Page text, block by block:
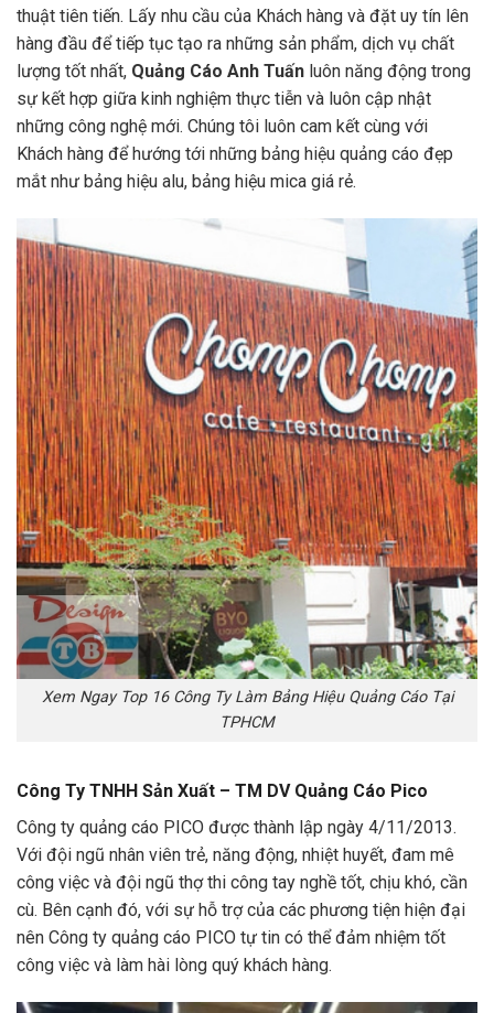
thuật tiên tiến. Lấy nhu cầu của Khách hàng và đặt uy tín lên
hàng đầu để tiếp tục tạo ra những sản phẩm, dịch vụ chất
lượng tốt nhất, Quảng Cáo Anh Tuấn luôn năng động trong
sự kết hợp giữa kinh nghiệm thực tiễn và luôn cập nhật
những công nghệ mới. Chúng tôi luôn cam kết cùng với
Khách hàng để hướng tới những bảng hiệu quảng cáo đẹp
mắt như bảng hiệu alu, bảng hiệu mica giá rẻ.
Xem Ngay Top 16 Công Ty Làm Bảng Hiệu Quảng Cáo Tại
TPHCM
Công Ty TNHH Sản Xuất – TM DV Quảng Cáo Pico
Công ty quảng cáo PICO được thành lập ngày 4/11/2013.
Với đội ngũ nhân viên trẻ, năng động, nhiệt huyết, đam mê
công việc và đội ngũ thợ thi công tay nghề tốt, chịu khó, cần
cù. Bên cạnh đó, với sự hỗ trợ của các phương tiện hiện đại
nên Công ty quảng cáo PICO tự tin có thể đảm nhiệm tốt
công việc và làm hài lòng quý khách hàng.